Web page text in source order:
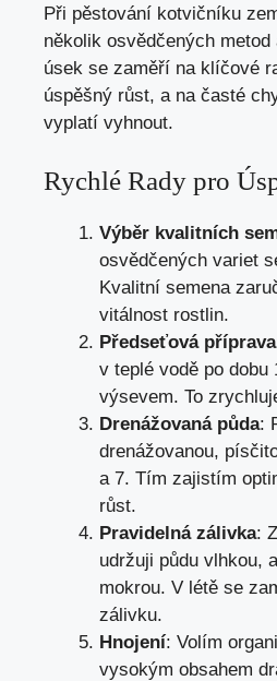
Při pěstování kotvičníku
několik osvědčených metod
úsek se zaměří na klíčové
úspěšný růst, a na časté
vyplatí vyhnout.
Rychlé Rady pro
Výběr kvalitních
osvědčených variet
Kvalitní semena
vitálnost rostlin.
Předseťová příprava
v teplé vodě po dobu
výsevem. To
Drenážovaná půda:
drenážovanou,
a 7. Tím zajistím
růst.
Pravidelná zálivka:
udržuji půdu vlhkou,
mokrou. V létě se
zálivku.
Hnojení: Volím
vysokým obsahem